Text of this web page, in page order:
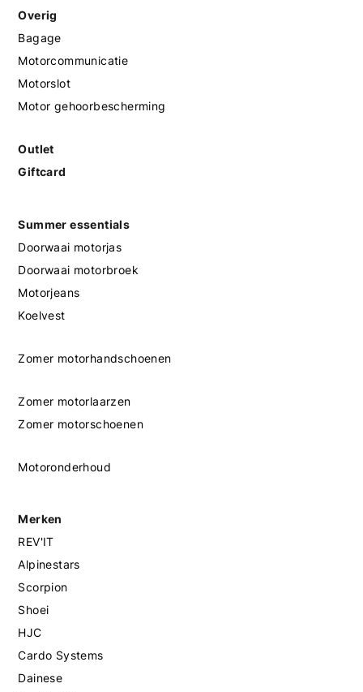
Overig
Bagage
Motorcommunicatie
Motorslot
Motor gehoorbescherming
Outlet
Giftcard
Summer essentials
Doorwaai motorjas
Doorwaai motorbroek
Motorjeans
Koelvest
Zomer motorhandschoenen
Zomer motorlaarzen
Zomer motorschoenen
Motoronderhoud
Merken
REV'IT
Alpinestars
Scorpion
Shoei
HJC
Cardo Systems
Dainese